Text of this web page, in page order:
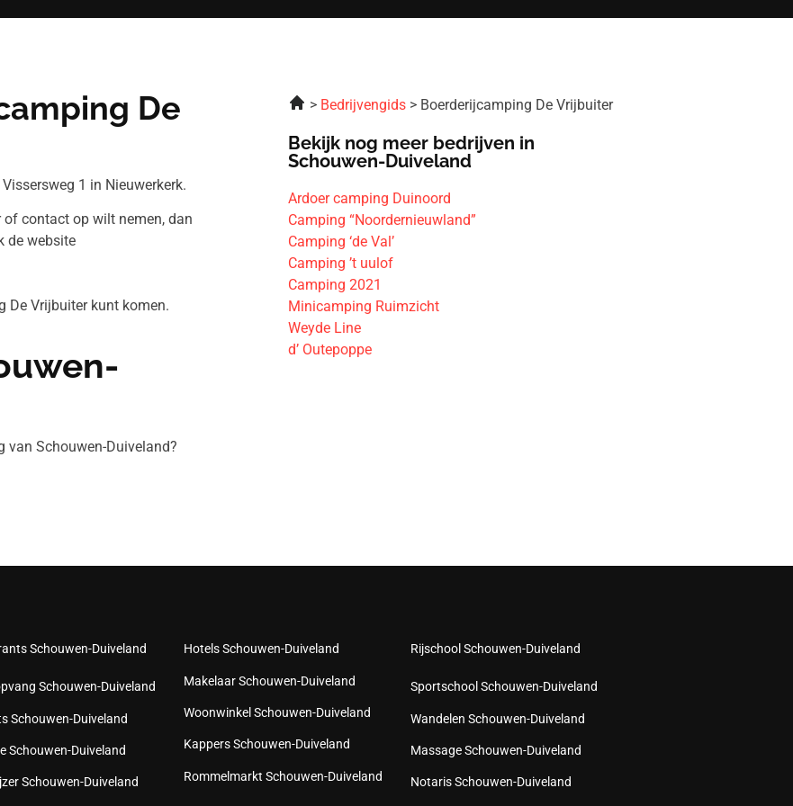
De
1 in Nieuwerkerk.
contact op wilt nemen, dan
de website
De Vrijbuiter kunt komen.
van Schouwen-Duiveland?
Bedrijvengids Boerderijcamping De Vrijbuiter
Bekijk nog meer bedrijven in
Schouwen-Duiveland
Ardoer camping Duinoord
Camping “Noordernieuwland”
Camping ‘de Val’
Camping ’t uulof
Camping 2021
Minicamping Ruimzicht
Weyde Line
d’ Outepoppe
Schouwen-Duiveland
Schouwen-Duiveland
Schouwen-Duiveland
Schouwen-Duiveland
Schouwen-Duiveland
Hotels Schouwen-Duiveland
Makelaar Schouwen-Duiveland
Woonwinkel Schouwen-Duiveland
Kappers Schouwen-Duiveland
Rommelmarkt Schouwen-Duiveland
Rijschool Schouwen-Duiveland
Sportschool Schouwen-Duiveland
Wandelen Schouwen-Duiveland
Massage Schouwen-Duiveland
Notaris Schouwen-Duiveland